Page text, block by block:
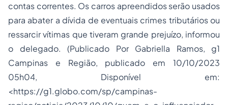
contas correntes. Os carros apreendidos serão usados
para abater a dívida de eventuais crimes tributários ou
ressarcir vítimas que tiveram grande prejuízo, informou
o delegado. (Publicado Por Gabriella Ramos, g1
Campinas e Região, publicado em 10/10/2023
05h04, Disponível em:
<https://g1.globo.com/sp/campinas-